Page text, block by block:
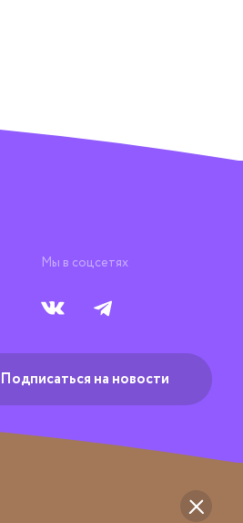
Мы в соцсетях
Подписаться на новости